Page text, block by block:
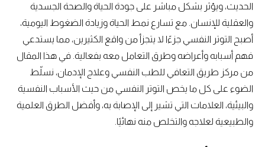
الحديث، ويؤثر بشكل مباشر على جودة الحياة والصحة الجسدية
والعقلية للإنسان. مع تسارع نمط الحياة وزيادة الضغوط اليومية،
أصبح التوتر النفسي جزءًا لا يتجزأ من واقع الكثيرين، مما يستدعي
فهم أسبابه وأعراضه وطرق التعامل معه بفعالية. في هذا المقال
من مركز طريق التعافي للطب النفسي وعلاج الإدمان، نسلّط
الضوء على كل ما يخص التوتر النفسي من حيث الأسباب النفسية
والبيئية، العلامات التي تشير إلى الإصابة به، وأفضل الطرق العلمية
والطبيعية لعلاجه والتخلص منه نهائيًا.